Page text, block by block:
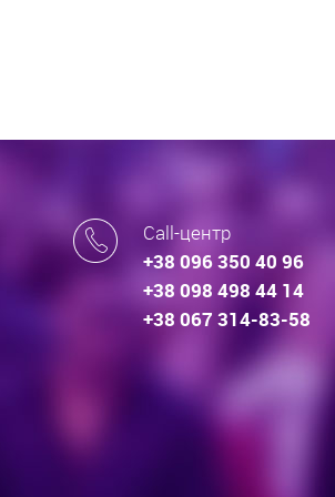
Call-центр
+38 096 350 40 96
+38 098 498 44 14
+38 067 314-83-58